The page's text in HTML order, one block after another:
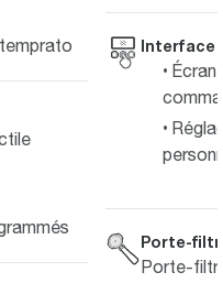
Interface
Écran
Porte-
Porte-